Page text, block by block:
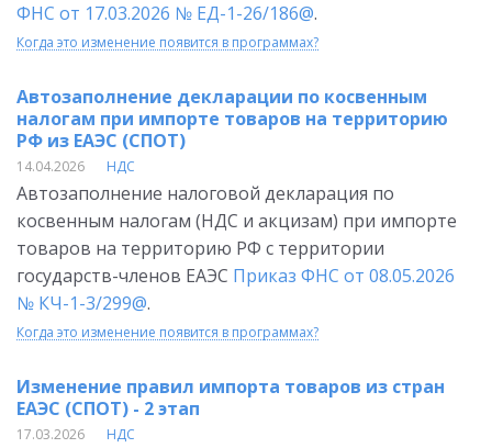
ФНС от 17.03.2026 № ЕД-1-26/186@.
Когда это изменение появится в программах?
Автозаполнение декларации по косвенным
налогам при импорте товаров на территорию
РФ из ЕАЭС (СПОТ)
14.04.2026 НДС
Автозаполнение налоговой декларация по
косвенным налогам (НДС и акцизам) при импорте
товаров на территорию РФ с территории
государств-членов ЕАЭС Приказ ФНС от 08.05.2026
№ КЧ-1-3/299@.
Когда это изменение появится в программах?
Изменение правил импорта товаров из стран
ЕАЭС (СПОТ) - 2 этап
17.03.2026 НДС